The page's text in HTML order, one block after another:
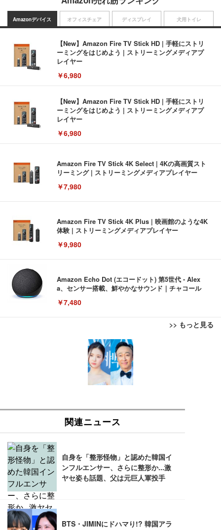
Amazonデバイス
【New】Amazon Fire TV Stick HD | 手軽にストリ
ーミングをはじめよう | ストリーミングメディアプ
レイヤー
￥6,980
【New】Amazon Fire TV Stick HD | 手軽にストリ
ーミングをはじめよう | ストリーミングメディアプ
レイヤー
￥6,980
Amazon Fire TV Stick 4K Select | 4Kの高画質スト
リーミング | ストリーミングメディアプレイヤー
￥7,980
Amazon Fire TV Stick 4K Plus | 映画館のような4K
体験 | ストリーミングメディアプレイヤー
￥9,980
Amazon Echo Dot (エコードット) 第5世代 - Alex
a、センサー搭載、鮮やかなサウンド｜チャコール
￥7,480
>> もっと見る
オフィスチェア
[EdoErgo] オフィスチェア 椅子 テレワーク 疲れな
い 跳ね上げ式アームレスト コンパクト 約105度ロッ
キング pc 事務椅子 360度回転 座面昇降 強化ナイロ
ン樹脂ベース 通気性メッシュ 在宅ワーク H-WY01
(黒網+黒枠+黒足)
SIHOO B100 オフィスチェア／デスクチェア メッシ
ュチェア 人間工学 疲れない ブラック
￥27,999
Sezlife オフィスチェア デスクチェア 疲れない テレ
ワーク チェア 強化バックレスト 30度ロッキング機
能 人間工学 椅子 腰サポート 90度跳ね上げ式アーム
ワーク チェア 強化バックレスト 30度ロッキング機
ディスプレイ
EIZO ビジネス向けプレミアムモニター | FlexScan
EV3240X-WT | 31.5型4K UHD・USB Type-C・ホワ
￥105,595
EV2740X-WT | 27.0型4K UHD・USB Type-C・ホワ
イト
￥109,572
【純正品】27"ゲーミングモニター DualSense 充電
フック付き（CFI-ZDM1J）
ー フルHD（1920×1080）VA 非光沢 HDMI/DisplayP
犬用トイレ
Amazonベーシック ペットシーツ 薄型 レギュラー 1
回使い捨て 無香料 ホワイト 300枚
Amazonベーシック ペットシーツ 厚型 ワイド 42枚
x2袋(84枚) ホワイト(吸収面:ライトブルー)
￥3,234
ネオ・ルーライフ ネオ・オムツ L 中型犬用 26枚入
り 単品
限定】 Smart Basic アイリスオーヤマ ペットシーツ